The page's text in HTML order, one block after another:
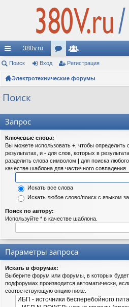
с
ы
лк
380v.ru
ор
ум
ол
ьз
Поиск Вход Регистрация
Электротехнические форумы
Поиск
Запрос
Ключевые слова:
Вы можете использовать + , чтобы
результатах, и - для слов, которых в
разделить слова символом | для поиска
качестве шаблона для частичного совпадения.
Искать все слова
Искать любое слово/поиск с языком
Поиск по автору:
Используйте * в качестве шаблона.
Параметры запроса
Искать в форумах:
Выберите форум или форумы, в которых
подфорумах производится автоматически,
соответствующую опцию ниже.